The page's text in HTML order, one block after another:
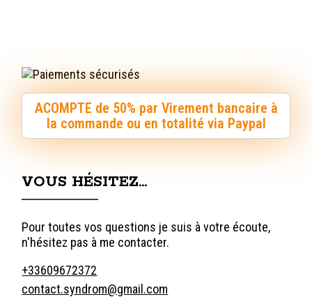
ACOMPTE de 50% par Virement bancaire à
la commande ou en totalité via Paypal
VOUS HÉSITEZ…
Pour toutes vos questions je suis à votre écoute,
n'hésitez pas à me contacter.
+33609672372
contact.syndrom@gmail.com